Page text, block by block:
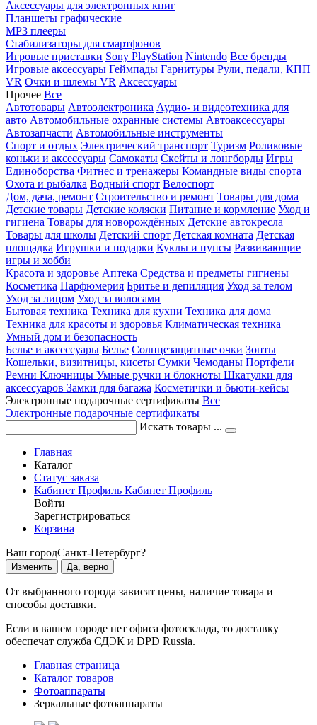
Аксессуары для электронных книг
Планшеты графические
MP3 плееры
Стабилизаторы для смартфонов
Игровые приставки Sony PlayStation Nintendo Все бренды
Игровые аксессуары Геймпады Гарнитуры Рули, педали, КПП
VR Очки и шлемы VR Аксессуары
Прочее Все
Автотовары Автоэлектроника Аудио- и видеотехника для
авто Автомобильные охранные системы Автоаксессуары
Автозапчасти Автомобильные инструменты
Спорт и отдых Электрический транспорт Туризм Роликовые
коньки и аксессуары Самокаты Скейты и лонгборды Игры
Единоборства Фитнес и тренажеры Командные виды спорта
Охота и рыбалка Водный спорт Велоспорт
Дом, дача, ремонт Строительство и ремонт Товары для дома
Детские товары Детские коляски Питание и кормление Уход и
гигиена Товары для новорождённых Детские автокресла
Товары для школы Детский спорт Детская комната Детская
площадка Игрушки и подарки Куклы и пупсы Развивающие
игры и хобби
Красота и здоровье Аптека Средства и предметы гигиены
Косметика Парфюмерия Бритье и депиляция Уход за телом
Уход за лицом Уход за волосами
Бытовая техника Техника для кухни Техника для дома
Техника для красоты и здоровья Климатическая техника
Умный дом и безопасность
Белье и аксессуары Белье Солнцезащитные очки Зонты
Кошельки, визитницы, кисеты Сумки Чемоданы Портфели
Ремни Ключницы Умные ручки и блокноты Шкатулки для
аксессуаров Замки для багажа Косметички и бьюти-кейсы
Электронные подарочные сертификаты Все
Электронные подарочные сертификаты
Искать товары ...
Главная
Каталог
Статус заказа
Кабинет Профиль Кабинет Профиль
Войти
Зарегистрироваться
Корзина
Ваш городСанкт-Петербург?
Изменить Да, верно
От выбранного города зависят цены, наличие товара и
способы доставки.
Если в вашем городе нет офиса фотосклада, то доставку
обеспечат служба СДЭК и DPD Russia.
Главная страница
Каталог товаров
Фотоаппараты
Зеркальные фотоаппараты